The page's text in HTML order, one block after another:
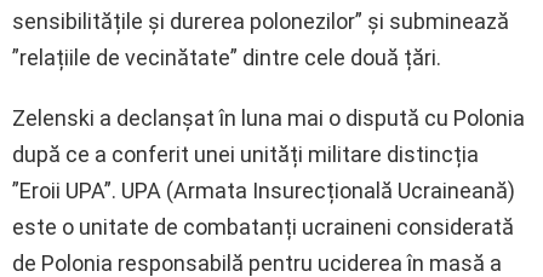
sensibilitățile și durerea polonezilor” și subminează
”relațiile de vecinătate” dintre cele două țări.
Zelenski a declanșat în luna mai o dispută cu Polonia
după ce a conferit unei unități militare distincția
”Eroii UPA”. UPA (Armata Insurecțională Ucraineană)
este o unitate de combatanți ucraineni considerată
de Polonia responsabilă pentru uciderea în masă a